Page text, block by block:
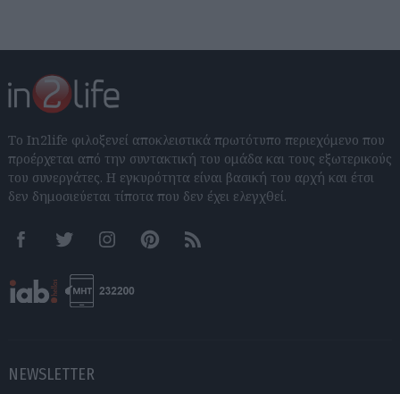
Το In2life φιλοξενεί αποκλειστικά πρωτότυπο περιεχόμενο που
προέρχεται από την συντακτική του ομάδα και τους εξωτερικούς
του συνεργάτες. Η εγκυρότητα είναι βασική του αρχή και έτσι
δεν δημοσιεύεται τίποτα που δεν έχει ελεγχθεί.
FacebookTwitter InstagramPinterestRSS feeds
NEWSLETTER